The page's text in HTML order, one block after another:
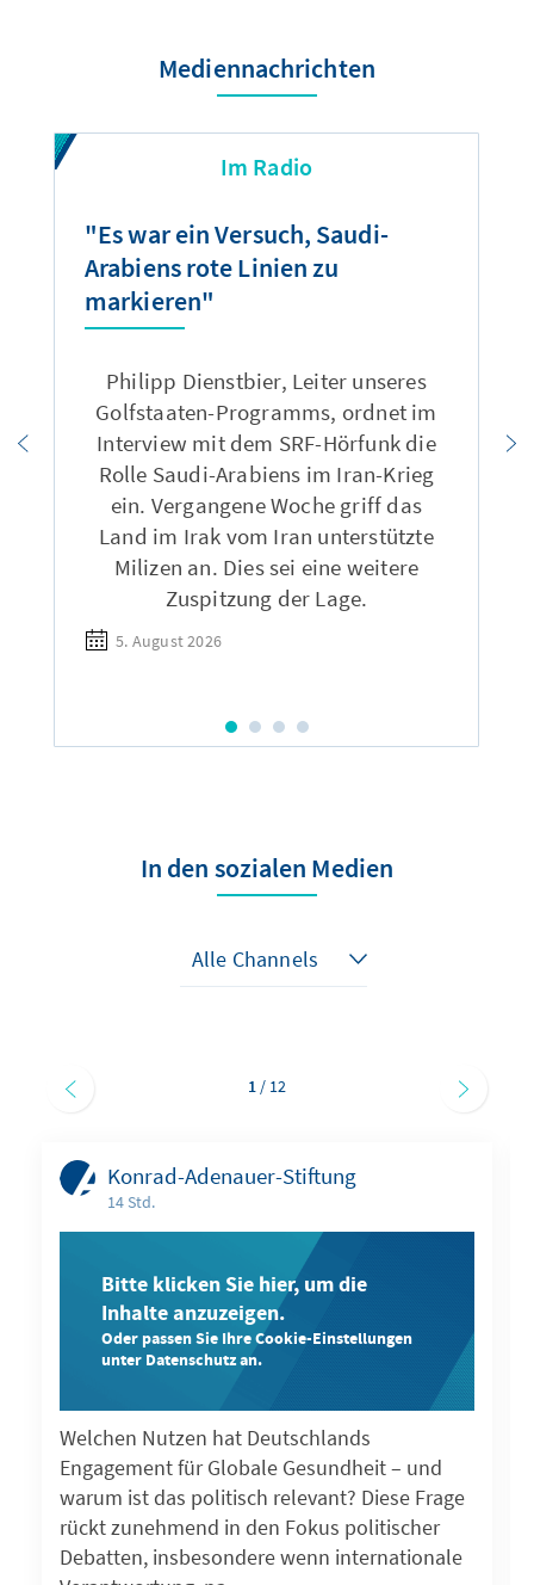
Mediennachrichten
Im Radio
"Es war ein Versuch, Saudi-
Arabiens rote Linien zu
markieren"
Philipp Dienstbier, Leiter unseres
Golfstaaten-Programms, ordnet im
Interview mit dem SRF-Hörfunk die
Rolle Saudi-Arabiens im Iran-Krieg
ein. Vergangene Woche griff das
Land im Irak vom Iran unterstützte
Milizen an. Dies sei eine weitere
Zuspitzung der Lage.
5. August 2026
In den sozialen Medien
Konrad-Adenauer-Stiftung
14 Std.
Bitte klicken Sie hier, um die
Inhalte anzuzeigen.
Oder passen Sie Ihre Cookie-Einstellungen
unter Datenschutz an.
Welchen Nutzen hat Deutschlands
Engagement für Globale Gesundheit – und
warum ist das politisch relevant? Diese Frage
rückt zunehmend in den Fokus politischer
Debatten, insbesondere wenn internationale
1 / 12